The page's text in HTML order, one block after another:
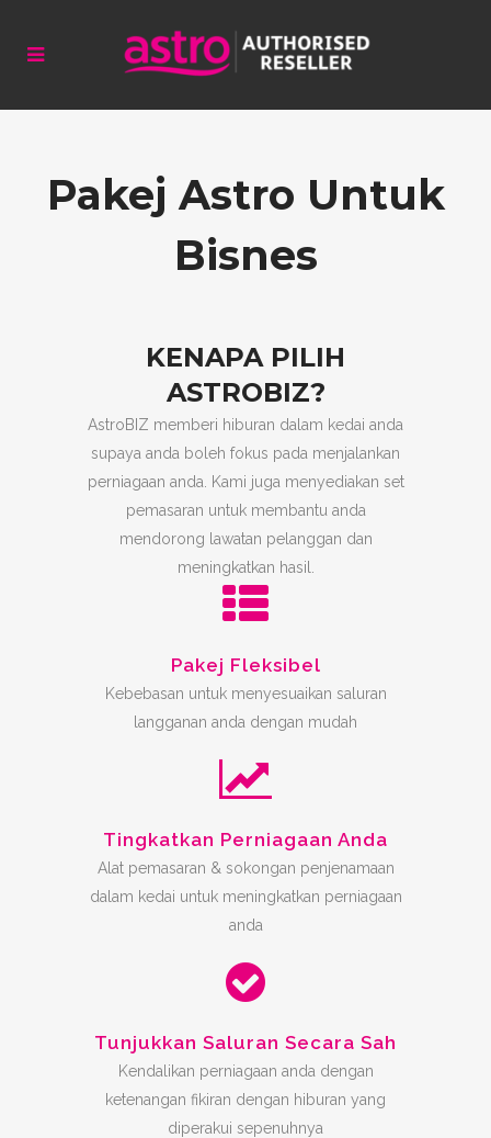
Pakej Astro Untuk
Bisnes
KENAPA PILIH
ASTROBIZ?
AstroBIZ memberi hiburan dalam kedai anda
supaya anda boleh fokus pada menjalankan
perniagaan anda. Kami juga menyediakan set
pemasaran untuk membantu anda
mendorong lawatan pelanggan dan
meningkatkan hasil.
Pakej Fleksibel
Kebebasan untuk menyesuaikan saluran
langganan anda dengan mudah
Tingkatkan Perniagaan Anda
Alat pemasaran & sokongan penjenamaan
dalam kedai untuk meningkatkan perniagaan
anda
Tunjukkan Saluran Secara Sah
Kendalikan perniagaan anda dengan
ketenangan fikiran dengan hiburan yang
diperakui sepenuhnya